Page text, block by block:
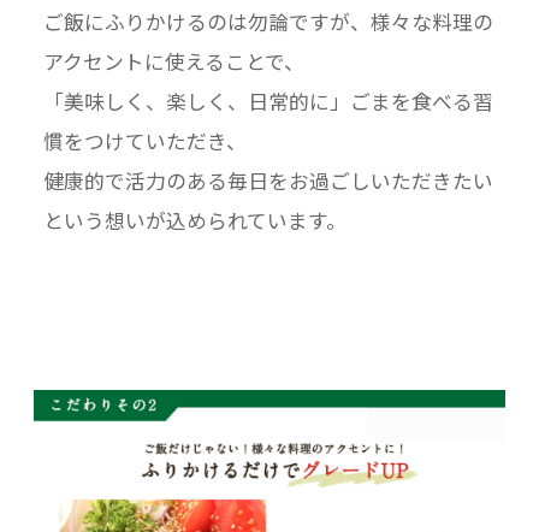
ご飯にふりかけるのは勿論ですが、様々な料理の
アクセントに使えることで、
「美味しく、楽しく、日常的に」ごまを食べる習
慣をつけていただき、
健康的で活力のある毎日をお過ごしいただきたい
という想いが込められています。